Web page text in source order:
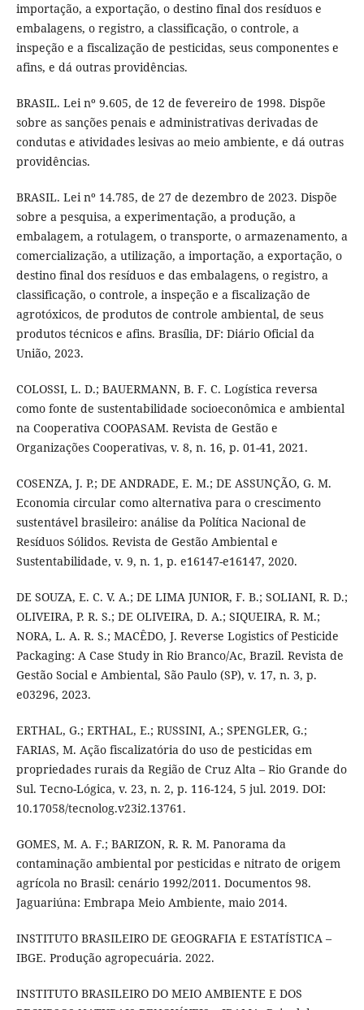
importação, a exportação, o destino final dos resíduos e
embalagens, o registro, a classificação, o controle, a
inspeção e a fiscalização de pesticidas, seus componentes e
afins, e dá outras providências.
BRASIL. Lei nº 9.605, de 12 de fevereiro de 1998. Dispõe
sobre as sanções penais e administrativas derivadas de
condutas e atividades lesivas ao meio ambiente, e dá outras
providências.
BRASIL. Lei nº 14.785, de 27 de dezembro de 2023. Dispõe
sobre a pesquisa, a experimentação, a produção, a
embalagem, a rotulagem, o transporte, o armazenamento, a
comercialização, a utilização, a importação, a exportação, o
destino final dos resíduos e das embalagens, o registro, a
classificação, o controle, a inspeção e a fiscalização de
agrotóxicos, de produtos de controle ambiental, de seus
produtos técnicos e afins. Brasília, DF: Diário Oficial da
União, 2023.
COLOSSI, L. D.; BAUERMANN, B. F. C. Logística reversa
como fonte de sustentabilidade socioeconômica e ambiental
na Cooperativa COOPASAM. Revista de Gestão e
Organizações Cooperativas, v. 8, n. 16, p. 01-41, 2021.
COSENZA, J. P.; DE ANDRADE, E. M.; DE ASSUNÇÃO, G. M.
Economia circular como alternativa para o crescimento
sustentável brasileiro: análise da Política Nacional de
Resíduos Sólidos. Revista de Gestão Ambiental e
Sustentabilidade, v. 9, n. 1, p. e16147-e16147, 2020.
DE SOUZA, E. C. V. A.; DE LIMA JUNIOR, F. B.; SOLIANI, R. D.;
OLIVEIRA, P. R. S.; DE OLIVEIRA, D. A.; SIQUEIRA, R. M.;
NORA, L. A. R. S.; MACÊDO, J. Reverse Logistics of Pesticide
Packaging: A Case Study in Rio Branco/Ac, Brazil. Revista de
Gestão Social e Ambiental, São Paulo (SP), v. 17, n. 3, p.
e03296, 2023.
ERTHAL, G.; ERTHAL, E.; RUSSINI, A.; SPENGLER, G.;
FARIAS, M. Ação fiscalizatória do uso de pesticidas em
propriedades rurais da Região de Cruz Alta – Rio Grande do
Sul. Tecno-Lógica, v. 23, n. 2, p. 116-124, 5 jul. 2019. DOI:
10.17058/tecnolog.v23i2.13761.
GOMES, M. A. F.; BARIZON, R. R. M. Panorama da
contaminação ambiental por pesticidas e nitrato de origem
agrícola no Brasil: cenário 1992/2011. Documentos 98.
Jaguariúna: Embrapa Meio Ambiente, maio 2014.
INSTITUTO BRASILEIRO DE GEOGRAFIA E ESTATÍSTICA –
IBGE. Produção agropecuária. 2022.
INSTITUTO BRASILEIRO DO MEIO AMBIENTE E DOS